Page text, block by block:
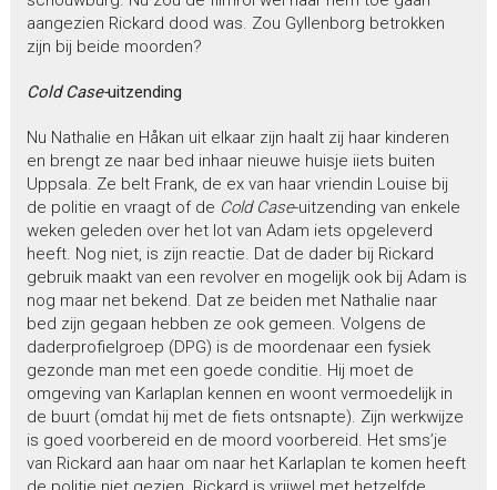
aangezien Rickard dood was. Zou Gyllenborg betrokken
zijn bij beide moorden?
Cold Case-uitzending
Nu Nathalie en Håkan uit elkaar zijn haalt zij haar kinderen
en brengt ze naar bed inhaar nieuwe huisje iiets buiten
Uppsala. Ze belt Frank, de ex van haar vriendin Louise bij
de politie en vraagt of de Cold Case-uitzending van enkele
weken geleden over het lot van Adam iets opgeleverd
heeft. Nog niet, is zijn reactie. Dat de dader bij Rickard
gebruik maakt van een revolver en mogelijk ook bij Adam is
nog maar net bekend. Dat ze beiden met Nathalie naar
bed zijn gegaan hebben ze ook gemeen. Volgens de
daderprofielgroep (DPG) is de moordenaar een fysiek
gezonde man met een goede conditie. Hij moet de
omgeving van Karlaplan kennen en woont vermoedelijk in
de buurt (omdat hij met de fiets ontsnapte). Zijn werkwijze
is goed voorbereid en de moord voorbereid. Het sms’je
van Rickard aan haar om naar het Karlaplan te komen heeft